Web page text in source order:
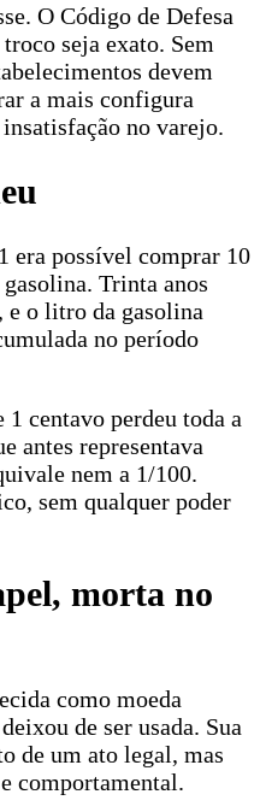
O Código de Defesa
seja exato. Sem
devem
a mais configura
no varejo.
era possível comprar 10
Trinta anos
e o litro da gasolina
no período
centavo perdeu toda a
antes representava
nem a 1/100.
sem qualquer poder
morta no
como moeda
de ser usada. Sua
de um ato legal, mas
comportamental.